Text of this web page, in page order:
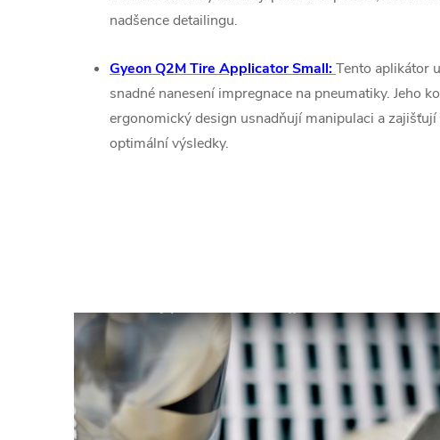
nadšence detailingu.
Gyeon Q2M Tire Applicator Small:Tento aplikátor
snadné nanesení impregnace na pneumatiky. Jeho
ergonomický design usnadňují manipulaci a
optimální výsledky.